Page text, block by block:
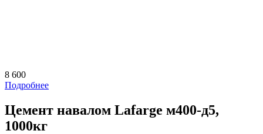
8 600
Подробнее
Цемент навалом Lafarge м400-д5,
1000кг